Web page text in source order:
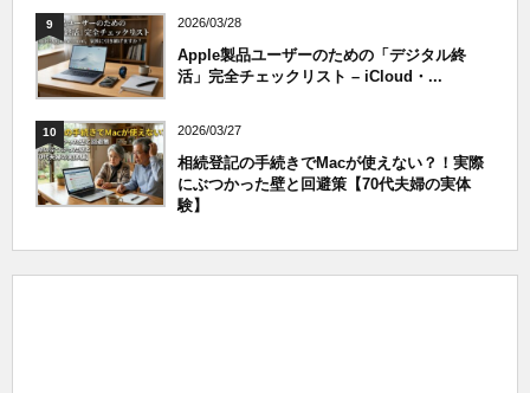
9 2026/03/28
Apple製品ユーザーのための「デジタル終
活」完全チェックリスト – iCloud・...
10 2026/03/27
相続登記の手続きでMacが使えない？！実際
にぶつかった壁と回避策【70代夫婦の実体
験】